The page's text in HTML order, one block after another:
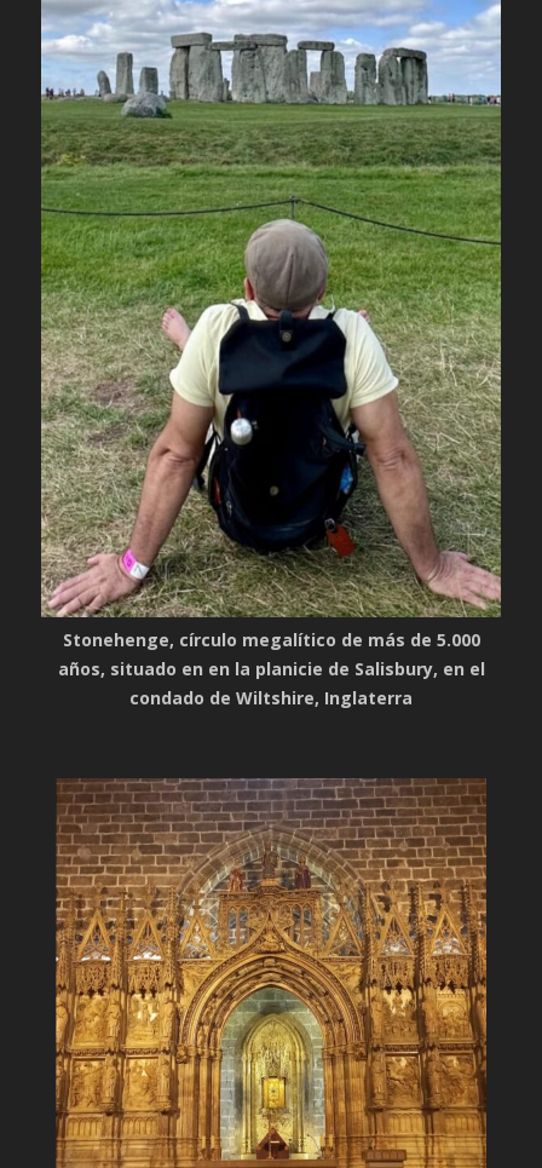
Stonehenge, círculo megalítico de más de 5.000
años, situado en en la planicie de Salisbury, en el
condado de Wiltshire, Inglaterra